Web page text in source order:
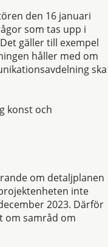
den 16 januari
som tas upp i
gäller till exempel
håller med om
ska
konst och
om detaljplanen
inte
2023. Därför
om samråd om